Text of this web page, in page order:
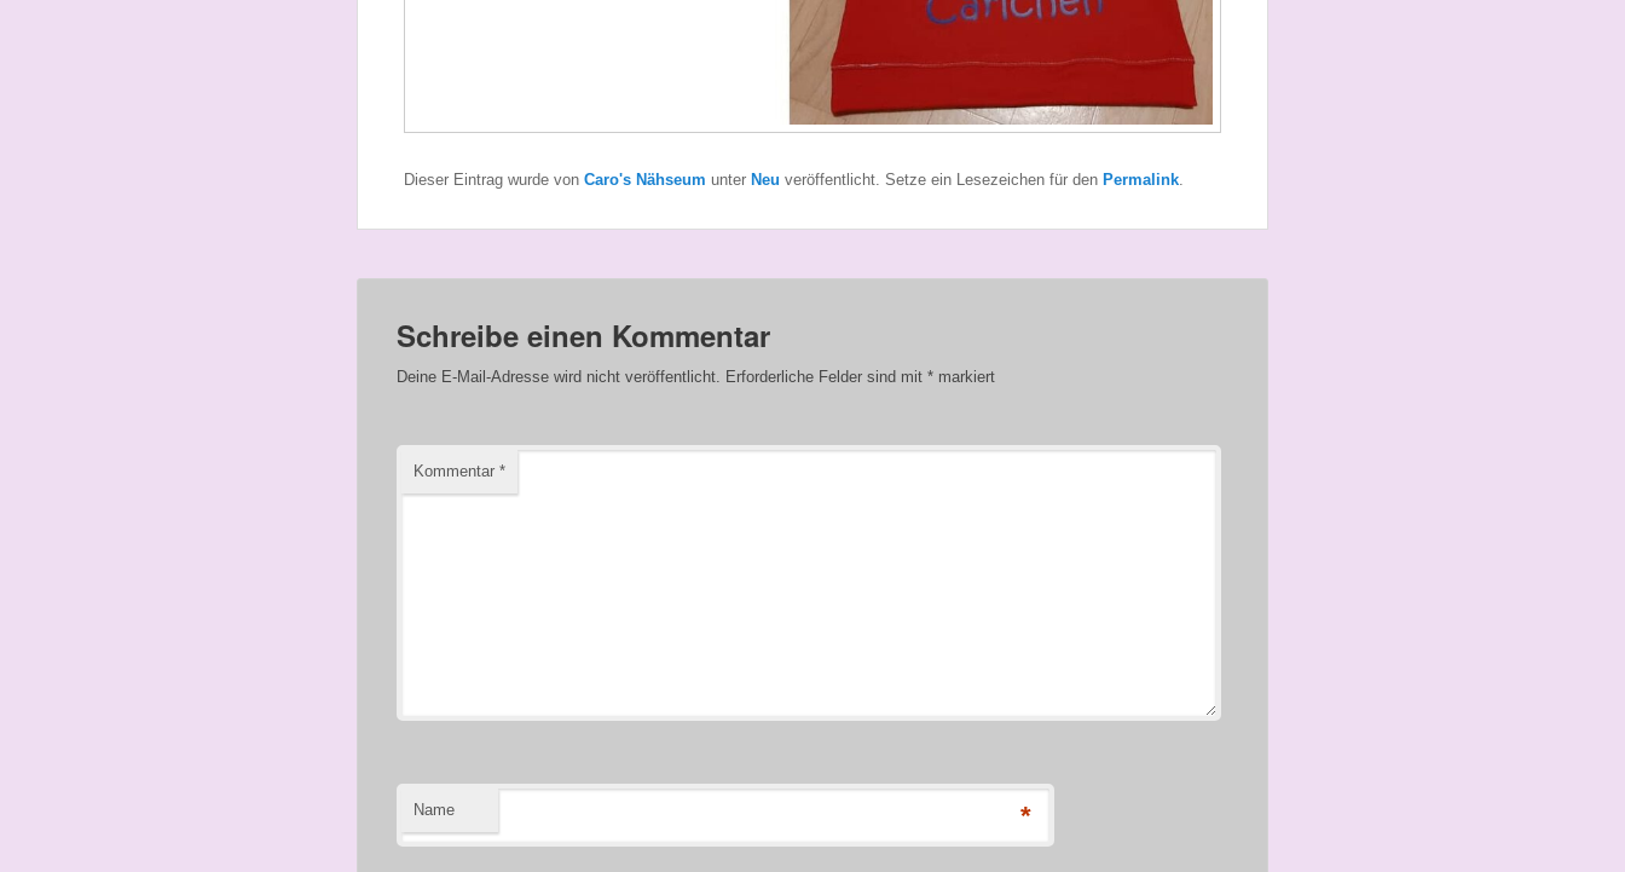
Dieser Eintrag wurde von Caro's Nähseum unter Neu veröffentlicht. Setze ein Lesezeichen für den Permalink.
Schreibe einen Kommentar
Deine E-Mail-Adresse wird nicht veröffentlicht. Erforderliche Felder sind mit * markiert
Kommentar *
Name *